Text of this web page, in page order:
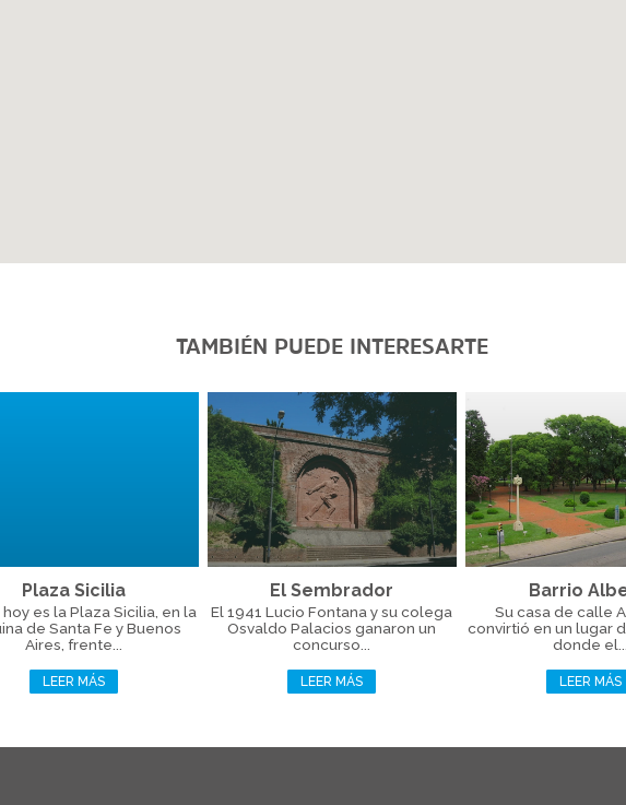
TAMBIÉN PUEDE INTERESARTE
Plaza Sicilia
es la Plaza Sicilia, en la
de Santa Fe y Buenos
Aires, frente...
LEER MÁS
El Sembrador
El 1941 Lucio Fontana y su colega
Osvaldo Palacios ganaron un
concurso...
LEER MÁS
Barrio
Su casa de calle
convirtió en un lugar
donde el...
LEER MÁS